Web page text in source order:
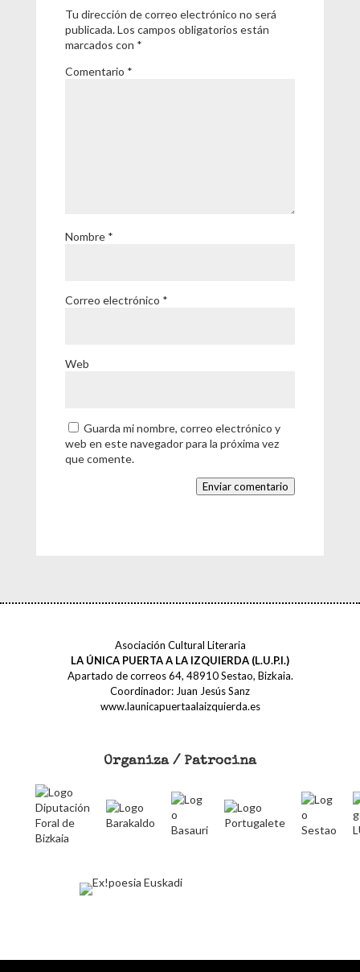
Tu dirección de correo electrónico no será
publicada.Los campos obligatorios están
marcados con *
Comentario *
Nombre *
Correo electrónico *
Web
Guarda mi nombre, correo electrónico y
web en este navegador para la próxima vez
que comente.
Enviar comentario
Asociación Cultural Literaria
LA ÚNICA PUERTA A LA IZQUIERDA (L.U.P.I.)
Apartado de correos 64, 48910 Sestao, Bizkaia.
Coordinador: Juan Jesús Sanz
www.launicapuertaalaizquierda.es
Organiza / Patrocina